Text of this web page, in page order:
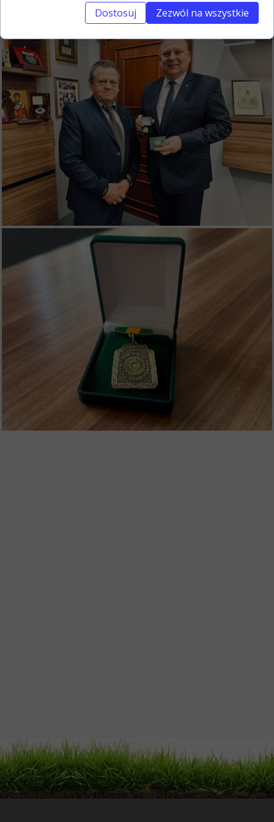
Dostosuj Zezwól na wszystkie